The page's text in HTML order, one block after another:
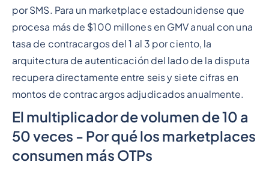
por SMS. Para un marketplace estadounidense que
procesa más de $100 millones en GMV anual con una
tasa de contracargos del 1 al 3 por ciento, la
arquitectura de autenticación del lado de la disputa
recupera directamente entre seis y siete cifras en
montos de contracargos adjudicados anualmente.
El multiplicador de volumen de 10 a
50 veces - Por qué los marketplaces
consumen más OTPs